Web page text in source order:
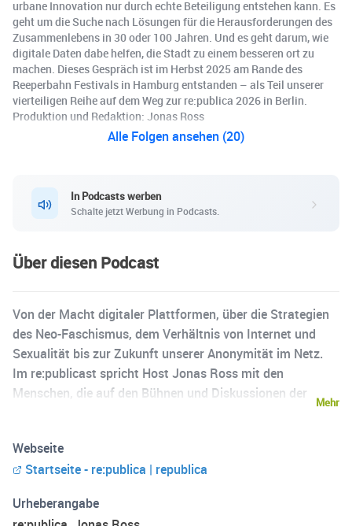
urbane Innovation nur durch echte Beteiligung entstehen kann. Es
geht um die Suche nach Lösungen für die Herausforderungen des
Zusammenlebens in 30 oder 100 Jahren. Und es geht darum, wie
digitale Daten dabe helfen, die Stadt zu einem besseren ort zu
machen. Dieses Gespräch ist im Herbst 2025 am Rande des
Reeperbahn Festivals in Hamburg entstanden – als Teil unserer
vierteiligen Reihe auf dem Weg zur re:publica 2026 in Berlin.
Produktion und Redaktion: Jonas Ross
Alle Folgen ansehen (20)
In Podcasts werben
Schalte jetzt Werbung in Podcasts.
Über diesen Podcast
Von der Macht digitaler Plattformen, über die Strategien
des Neo-Faschismus, dem Verhältnis von Internet und
Sexualität bis zur Zukunft unserer Anonymität im Netz.
Im re:publicast spricht Host Jonas Ross mit den
Menschen, die auf den Bühnen und Diskussionen der
unsere digitale Gesellschaft und unser analoges
Zusammenleben. Wir stellen große Fragen und suchen
Übersehenen. Wie schleichen sich 100 Jahre alte
Mehr
Webseite
Startseite - re:publica | republica
Urheberangabe